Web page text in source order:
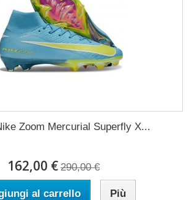
Zoom Mercurial Superfly X...
162,00 € 290,00 €
al carrello Più